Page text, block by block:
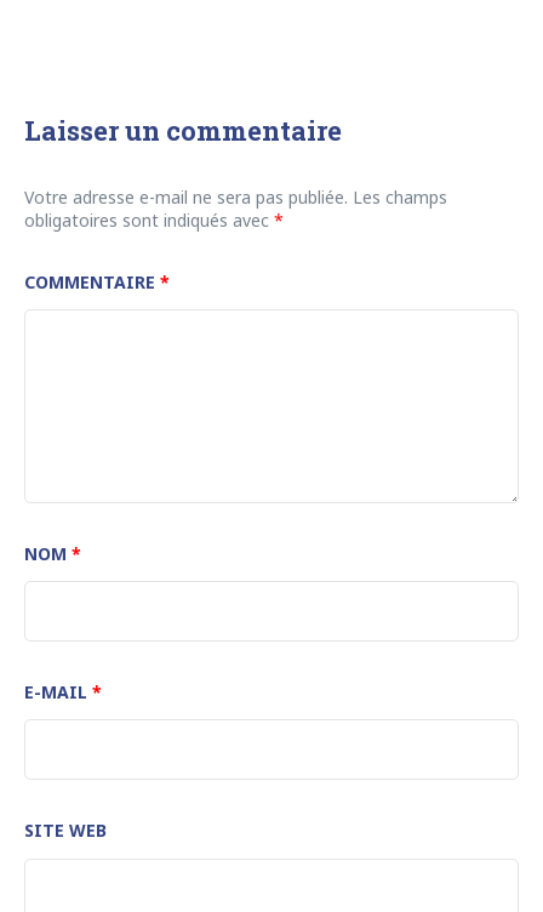
Laisser un commentaire
Votre adresse e-mail ne sera pas publiée. Les champs
obligatoires sont indiqués avec *
COMMENTAIRE *
NOM *
E-MAIL *
SITE WEB